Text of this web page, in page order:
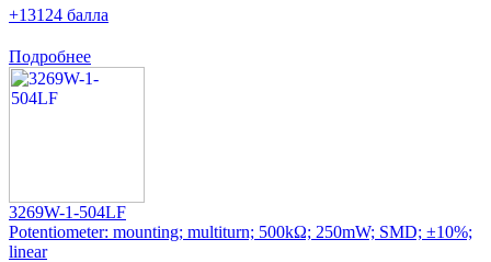
+13124 балла
Подробнее
3269W-1-504LF
Potentiometer: mounting; multiturn; 500kΩ; 250mW; SMD; ±10%;
linear